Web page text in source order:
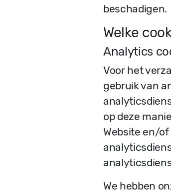
beschadigen.
Welke
Analytics
Voor het
gebruik van
op deze
Website en/
We hebben